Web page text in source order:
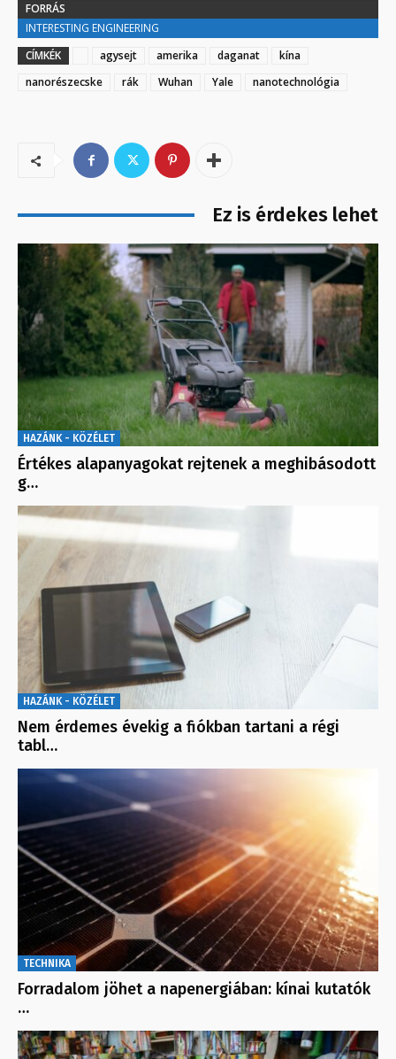
FORRÁS
INTERESTING ENGINEERING
CÍMKÉK
agysejt amerika daganat
kína
nanorészecske
rák Wuhan Yale nanotechnológia
Ez is érdekes lehet
HAZÁNK - KÖZÉLET
Értékes alapanyagokat rejtenek a meghibásodott
g…
HAZÁNK - KÖZÉLET
Nem érdemes évekig a fiókban tartani a régi
tabl…
TECHNIKA
Forradalom jöhet a napenergiában: kínai kutatók
…